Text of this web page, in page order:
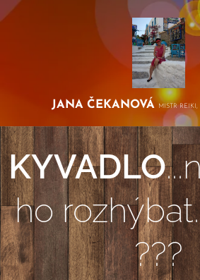
JANA ČEKANOVÁ MISTR
KYVADLO
ho
???